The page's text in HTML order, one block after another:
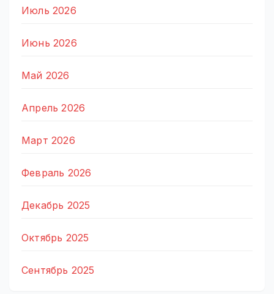
Июль 2026
Июнь 2026
Май 2026
Апрель 2026
Март 2026
Февраль 2026
Декабрь 2025
Октябрь 2025
Сентябрь 2025